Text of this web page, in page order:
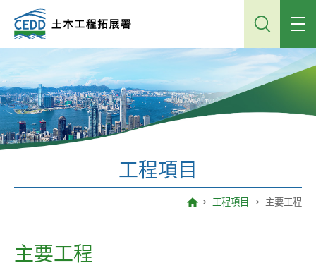
容
工程項目
工程項目 主要工程
主要工程